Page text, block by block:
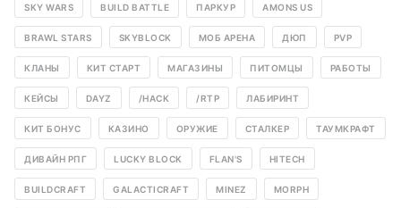
SKY WARS BUILD BATTLE ПАРКУР AMONS US
BRAWL STARS SKYBLOCK МОБ АРЕНА ДЮП PVP
КЛАНЫ КИТ СТАРТ МАГАЗИНЫ ПИТОМЦЫ РАБОТЫ
КЕЙСЫ DAYZ /HACK /RTP ЛАБИРИНТ
КИТ БОНУС КАЗИНО ОРУЖИЕ СТАЛКЕР ТАУМКРАФТ
ДИВАЙН РПГ LUCKY BLOCK FLAN'S HITECH
BUILDCRAFT GALACTICRAFT MINEZ MORPH